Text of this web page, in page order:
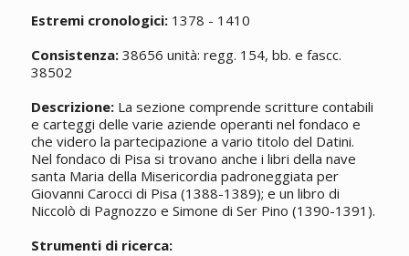
Estremi cronologici:1378 - 1410
Consistenza:38656 unità: regg. 154, bb. e fascc.
38502
Descrizione:La sezione comprende scritture contabili
e carteggi delle varie aziende operanti nel fondaco e
che videro la partecipazione a vario titolo del Datini.
Nel fondaco di Pisa si trovano anche i libri della nave
santa Maria della Misericordia padroneggiata per
Giovanni Carocci di Pisa (1388-1389); e un libro di
Niccolò di Pagnozzo e Simone di Ser Pino (1390-1391).
Strumenti di ricerca: